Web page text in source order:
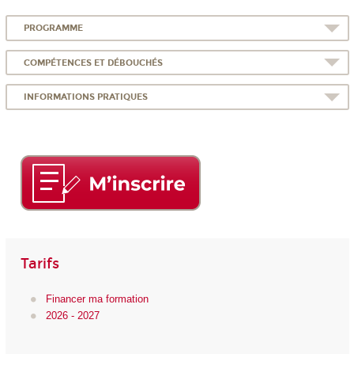
PROGRAMME
COMPÉTENCES ET DÉBOUCHÉS
INFORMATIONS PRATIQUES
Tarifs
Financer ma formation
2026 - 2027